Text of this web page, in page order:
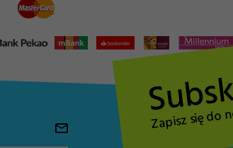
Zapisz się